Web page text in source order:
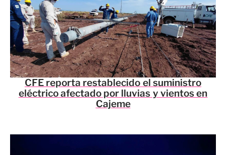
CFE reporta restablecido el suministro
eléctrico afectado por lluvias y vientos en
Cajeme